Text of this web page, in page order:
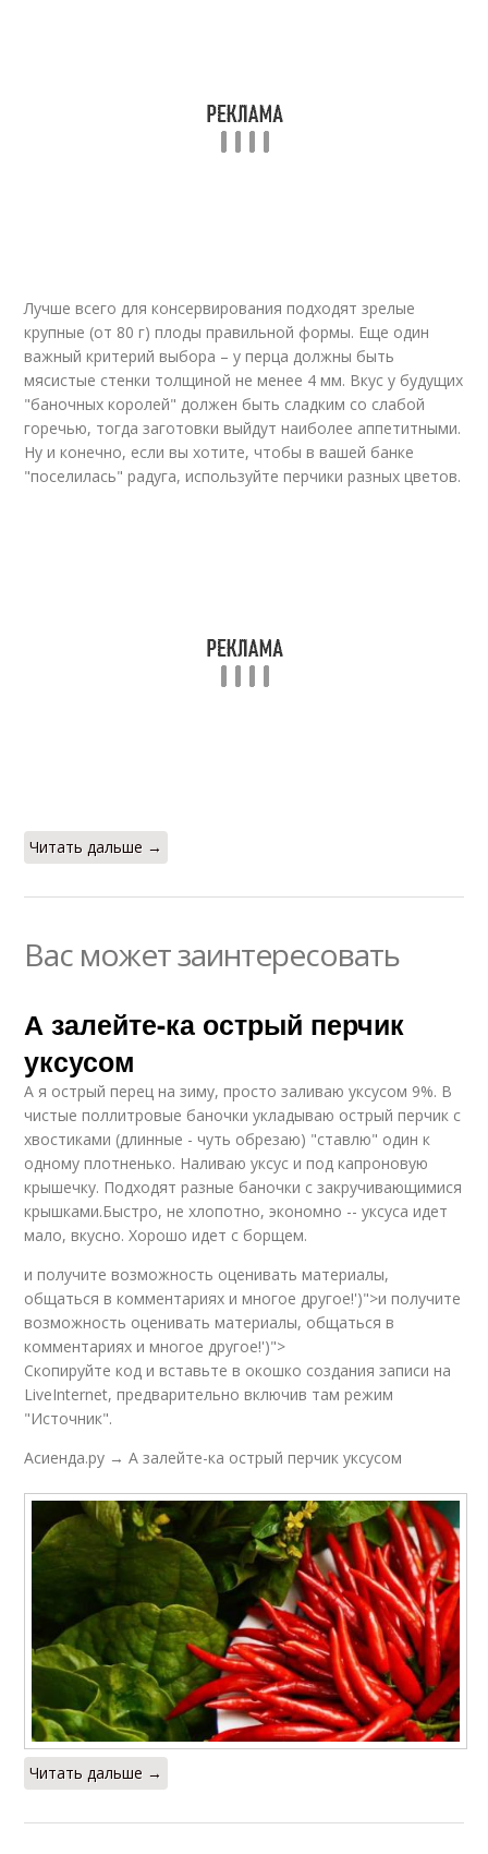
Лучше всего для консервирования подходят зрелые
крупные (от 80 г) плоды правильной формы. Еще один
важный критерий выбора – у перца должны быть
мясистые стенки толщиной не менее 4 мм. Вкус у будущих
"баночных королей" должен быть сладким со слабой
горечью, тогда заготовки выйдут наиболее аппетитными.
Ну и конечно, если вы хотите, чтобы в вашей банке
"поселилась" радуга, используйте перчики разных цветов.
Читать дальше →
Вас может заинтересовать
А залейте-ка острый перчик
уксусом
А я острый перец на зиму, просто заливаю уксусом 9%. В
чистые поллитровые баночки укладываю острый перчик с
хвостиками (длинные - чуть обрезаю) "ставлю" один к
одному плотненько. Наливаю уксус и под капроновую
крышечку. Подходят разные баночки с закручивающимися
крышками.Быстро, не хлопотно, экономно -- уксуса идет
мало, вкусно. Хорошо идет с борщем.
и получите возможность оценивать материалы,
общаться в комментариях и многое другое!')">и получите
возможность оценивать материалы, общаться в
комментариях и многое другое!')">
Скопируйте код и вставьте в окошко создания записи на
LiveInternet, предварительно включив там режим
"Источник".
Асиенда.ру → А залейте-ка острый перчик уксусом
Читать дальше →